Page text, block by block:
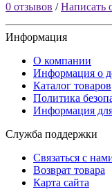
0 отзывов /Написать
Информация
О компании
Информация о
Каталог товаров
Политика
Информация для
Служба поддержки
Связаться с
Возврат товара
Карта сайта